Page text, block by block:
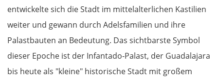
entwickelte sich die Stadt im mittelalterlichen Kastilien
weiter und gewann durch Adelsfamilien und ihre
Palastbauten an Bedeutung. Das sichtbarste Symbol
dieser Epoche ist der Infantado-Palast, der Guadalajara
bis heute als "kleine" historische Stadt mit großem